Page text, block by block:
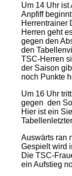
Um 14 Uhr ist
Anpfiff
Herrentrainer
Herren geht
gegen den
den
TSC-Herren
der Saison
noch Punkte
Um 16 Uhr
gegen den
Hier ist ein
Auswärts ran
Gespielt wird
Die TSC-
ein Aufstieg